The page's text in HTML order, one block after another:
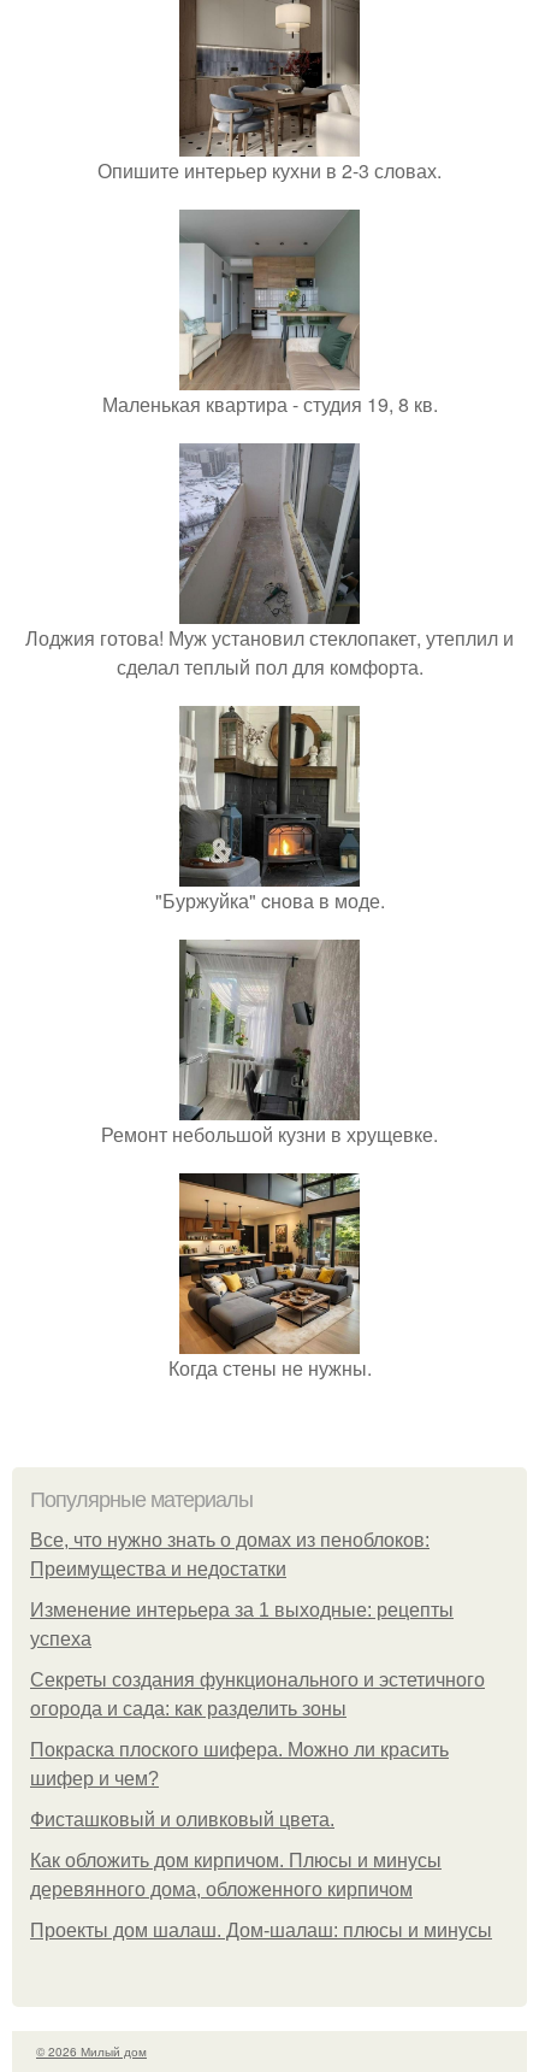
Опишите интерьер кухни в 2-3 словах.
Маленькая квартира - студия 19, 8 кв.
Лоджия готова! Муж установил стеклопакет, утеплил и
сделал теплый пол для комфорта.
"Буржуйка" cнова в моде.
Ремонт небольшой кузни в хрущевке.
Когда стены не нужны.
Популярные материалы
Все, что нужно знать о домах из пеноблоков:
Преимущества и недостатки
Изменение интерьера за 1 выходные: рецепты
успеха
Секреты создания функционального и эстетичного
огорода и сада: как разделить зоны
Покраска плоского шифера. Можно ли красить
шифер и чем?
Фисташковый и оливковый цвета.
Как обложить дом кирпичом. Плюсы и минусы
деревянного дома, обложенного кирпичом
Проекты дом шалаш. Дом-шалаш: плюсы и минусы
© 2026 Милый дом